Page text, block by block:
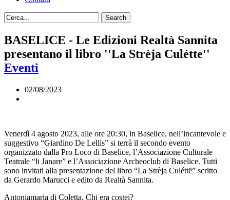
BASELICE - Le Edizioni Realtà Sannita
presentano il libro ''La Strèja Culétte''
Eventi
02/08/2023
Venerdì 4 agosto 2023, alle ore 20:30, in Baselice, nell’incantevole e
suggestivo “Giardino De Lellis” si terrà il secondo evento
organizzato dalla Pro Loco di Baselice, l’Associazione Culturale
Teatrale “li Janare” e l’Associazione Archeoclub di Baselice. Tutti
sono invitati alla presentazione del libro “La Strèja Culéttë” scritto
da Gerardo Marucci e edito da Realtà Sannita.
Antoniamaria di Coletta. Chi era costei?